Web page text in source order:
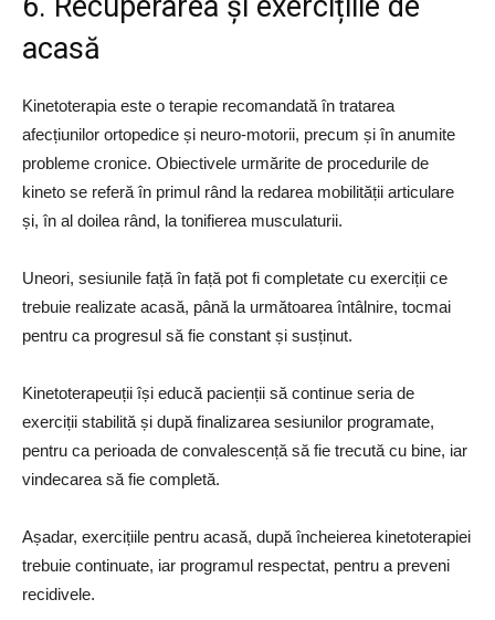
acasă
Kinetoterapia este o terapie recomandată în tratarea
afecțiunilor ortopedice și neuro-motorii, precum și în anumite
probleme cronice. Obiectivele urmărite de procedurile de
kineto se referă în primul rând la redarea mobilității articulare
și, în al doilea rând, la tonifierea musculaturii.
Uneori, sesiunile față în față pot fi completate cu exerciții ce
trebuie realizate acasă, până la următoarea întâlnire, tocmai
pentru ca progresul să fie constant și susținut.
Kinetoterapeuții își educă pacienții să continue seria de
exerciții stabilită și după finalizarea sesiunilor programate,
pentru ca perioada de convalescență să fie trecută cu bine, iar
vindecarea să fie completă.
Așadar, exercițiile pentru acasă, după încheierea kinetoterapiei
trebuie continuate, iar programul respectat, pentru a preveni
recidivele.